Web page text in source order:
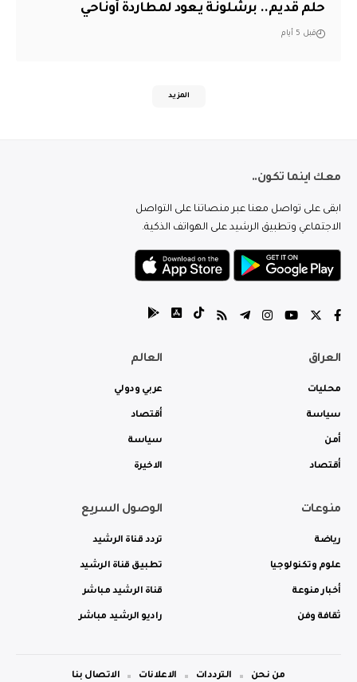
حلم قديم.. برشلونة يعود لمطاردة أوناحي
قبل 5 أيام
المزيد
معك اينما تكون..
ابقى على تواصل معنا عبر منصاتنا على التواصل
الاجتماعي وتطبيق الرشيد على الهواتف الذكية.
العراق
محليات
سياسة
أمن
أقتصاد
العالم
عربي ودولي
أقتصاد
سياسة
الاخيرة
منوعات
رياضة
علوم وتكنولوجيا
أخبار منوعة
ثقافة وفن
الوصول السريع
تردد قناة الرشيد
تطبيق قناة الرشيد
قناة الرشيد مباشر
راديو الرشيد مباشر
من نحن الترددات الاعلانات الاتصال بنا